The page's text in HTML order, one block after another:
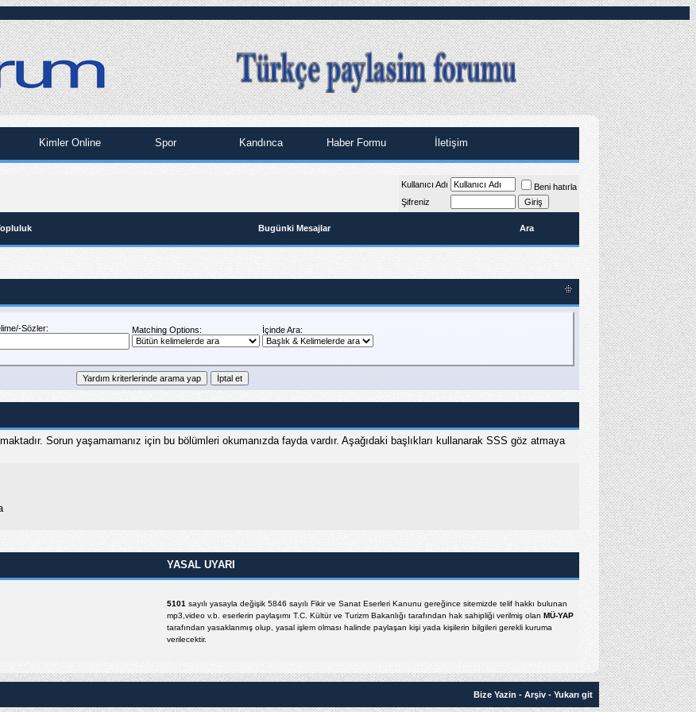
Kimler Online Spor Kandınca Haber Formu İletişim
Kullanıcı Adı
Beni hatırla
Şifreniz
Bugünki Mesajlar Ara
Sözler: Matching Options: İçinde Ara:
Sorun yaşamamanız için bu bölümleri okumanızda fayda vardır. Aşağıdaki başlıkları kullanarak SSS göz atmaya
YASAL UYARI
5101 sayılı yasayla değişik 5846 sayılı Fikir ve Sanat Eserleri Kanunu gereğince sitemizde telif hakkı bulunan
mp3,video v.b. eserlerin paylaşımı T.C. Kültür ve Turizm Bakanlığı tarafından hak sahipliği verilmiş olan MÜ-YAP
tarafından yasaklanmış olup, yasal işlem olması halinde paylaşan kişi yada kişilerin bilgileri gerekli kuruma
verilecektir.
Bize Yazin - Arşiv - Yukarı git